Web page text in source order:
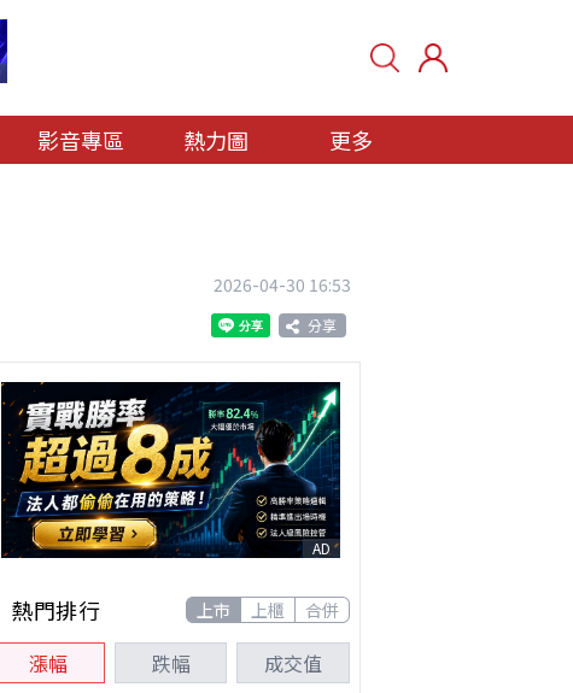
影音專區 熱力圖 更多
2026-04-30 16:53
分享
AD
熱門排行 上市 上櫃 合併
漲幅 跌幅 成交值